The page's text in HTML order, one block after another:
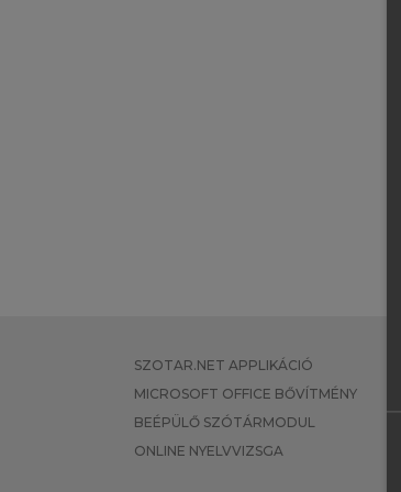
SZOTAR.NET APPLIKÁCIÓ
MICROSOFT OFFICE BŐVÍTMÉNY
BEÉPÜLŐ SZÓTÁRMODUL
ONLINE NYELVVIZSGA